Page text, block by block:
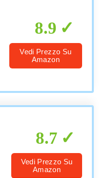
8.9
Vedi Prezzo Su
Amazon
8.7
Vedi Prezzo Su
Amazon